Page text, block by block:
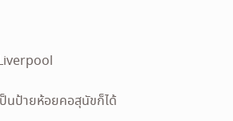
นป้ายห้อยคอสุนัขก็ได้